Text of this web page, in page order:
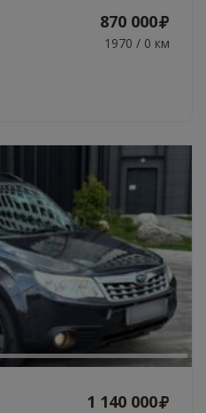
870 000
1970 / 0 км
1 140 000